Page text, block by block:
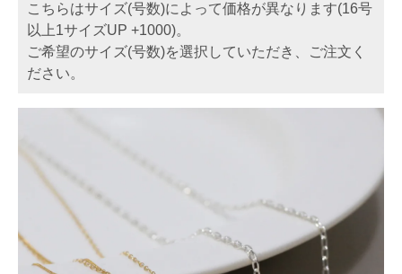
こちらはサイズ(号数)によって価格が異なります(16号
以上1サイズUP +1000)。
ご希望のサイズ(号数)を選択していただき、ご注文く
ださい。